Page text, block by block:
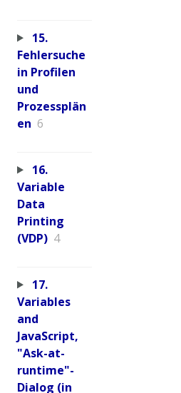
15.
Fehlersuche
in Profilen
und
Prozessplän
en 6
16.
Variable
Data
Printing
(VDP) 4
17.
Variables
and
JavaScript,
"Ask-at-
runtime"-
Dialog (in